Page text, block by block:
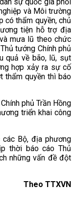
và Môi trường
có thẩm quyền, chủ
tiện hỗ trợ địa
mưa lũ theo chức
tướng Chính phủ
quả về bão, lũ, sụt
hợp xảy ra sự cố
thẩm quyền thì báo
phủ Trần Hồng
triển khai công
Bộ, địa phương
thời báo cáo Thủ
những vấn đề đột
Theo TTXVN